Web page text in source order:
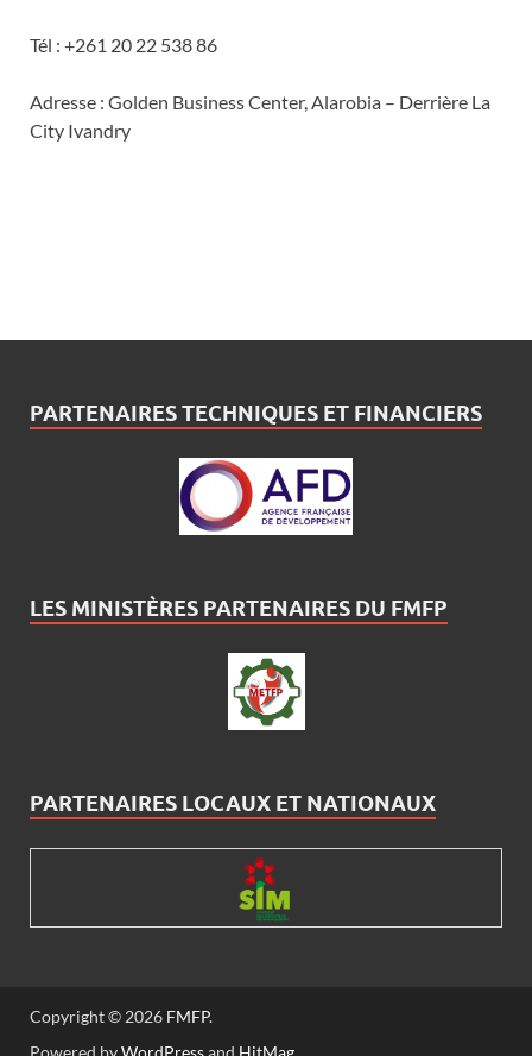
Tél : +261 20 22 538 86
Adresse : Golden Business Center, Alarobia – Derrière La
City Ivandry
PARTENAIRES TECHNIQUES ET FINANCIERS
LES MINISTÈRES PARTENAIRES DU FMFP
PARTENAIRES LOCAUX ET NATIONAUX
Copyright © 2026 FMFP.
Powered byWordPressand HitMag